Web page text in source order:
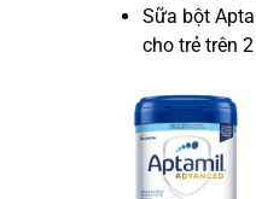
Sữa bột
cho trẻ trên